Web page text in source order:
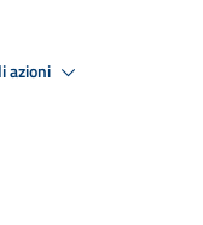
azioni